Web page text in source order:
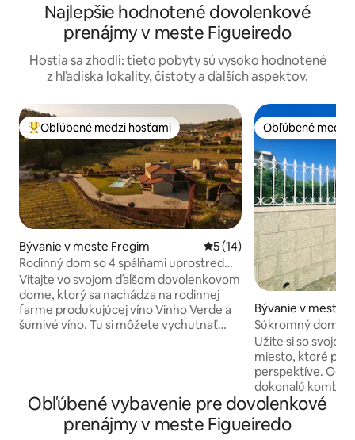
Najlepšie hodnotené dovolenkové
prenájmy v meste Figueiredo
Hostia sa zhodli: tieto pobyty sú vysoko hodnotené
z hľadiska lokality, čistoty a ďalších aspektov.
Najobľúbenejšie medzi hosťami
Obľúbené medzi hosťami
Bývanie v meste Fregim Priemerné ohodnotenie 5
5 (14)
Rodinný dom so 4 spálňami uprostred
viníc
Vitajte vo svojom ďalšom dovolenkovom
dome, ktorý sa nachádza na rodinnej
farme produkujúcej víno Vinho Verde a
šumivé víno. Tu si môžete vychutnať
priestormi na oddych, moderným
dizajnom a predovšetkým nádherným
prostredím uprostred viníc a s vlastným
Obľúbené medzi
Obľúbené medzi
Bývanie v meste
Súkromný dom a
bránou
Užite si so svojou
miesto, ktoré
perspektíve.
dokonalú
tradície. nachádza sa v očarujúcej
dedinke
Braga, 25 minút
Obľúbené vybavenie pre dovolenkové
prenájmy v meste Figueiredo